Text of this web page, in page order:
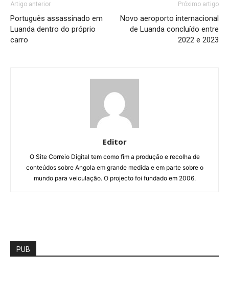
Artigo anterior
Português assassinado em
Luanda dentro do próprio
carro
Próximo artigo
Novo aeroporto internacional
de Luanda concluído entre
2022 e 2023
Editor
O Site Correio Digital tem como fim a produção e recolha de
conteúdos sobre Angola em grande medida e em parte sobre o
mundo para veiculação. O projecto foi fundado em 2006.
PUB